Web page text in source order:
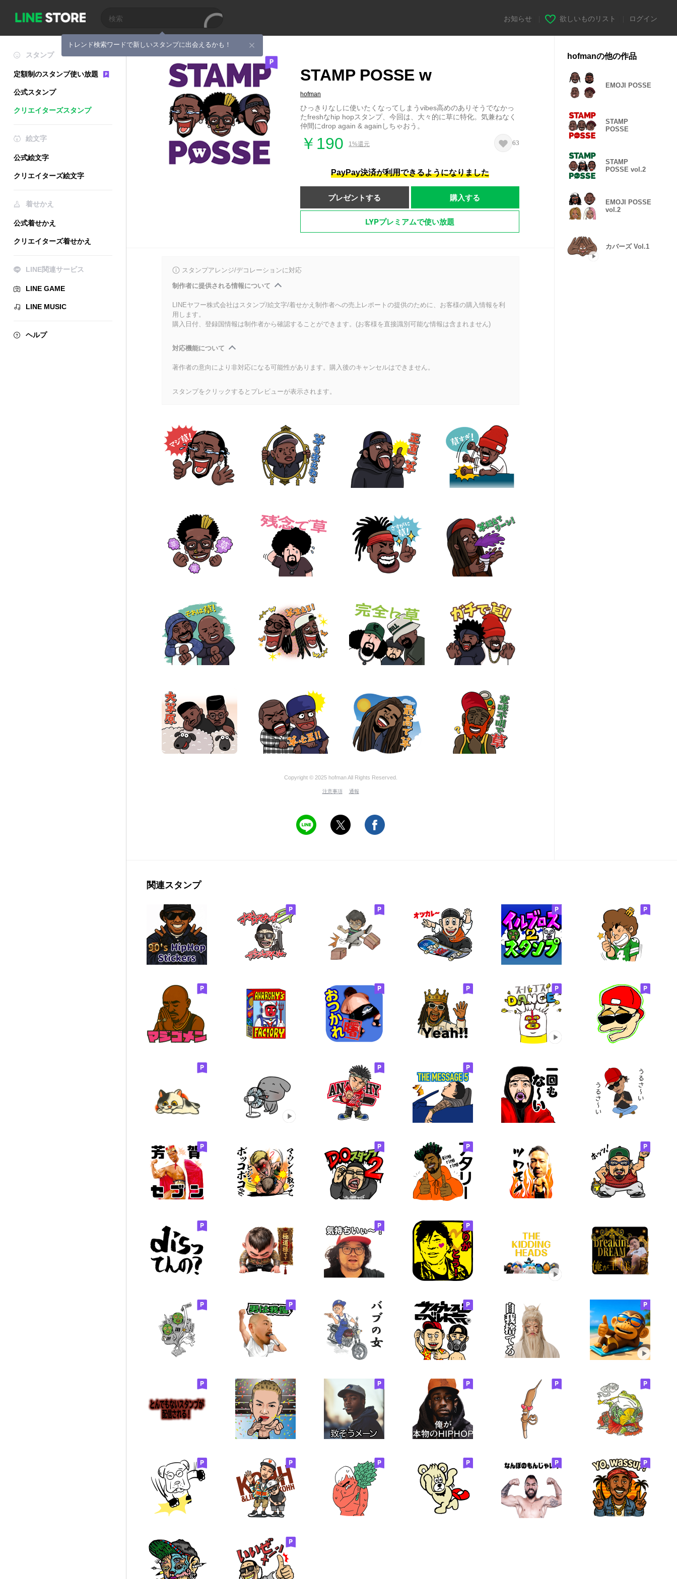
トレンド検索ワードで新しいスタンプに出会えるかも！
お知らせ 欲しいものリスト ログイン
スタンプ
定額制のスタンプ使い放題
公式スタンプ
クリエイターズスタンプ
絵文字
公式絵文字
クリエイターズ絵文字
着せかえ
公式着せかえ
クリエイターズ着せかえ
LINE関連サービス
LINE GAME
LINE MUSIC
ヘルプ
STAMP POSSE w
hofman
ひっきりなしに使いたくなってしまうvibes高めのありそうでなかっ
たfreshなhip hopスタンプ、今回は、大々的に草に特化。気兼ねなく
仲間にdrop again & againしちゃおう。
￥190 1%還元 63
PayPay決済が利用できるようになりました
プレゼントする 購入する
LYPプレミアムで使い放題
スタンプアレンジ/デコレーションに対応
制作者に提供される情報について
LINEヤフー株式会社はスタンプ/絵文字/着せかえ制作者への売上レポートの提供のために、お客様の購入情報を利
用します。
購入日付、登録国情報は制作者から確認することができます。(お客様を直接識別可能な情報は含まれません)
対応機能について
著作者の意向により非対応になる可能性があります。購入後のキャンセルはできません。
スタンプをクリックするとプレビューが表示されます。
Copyright © 2025 hofman All Rights Reserved.
注意事項 通報
hofmanの他の作品
EMOJI POSSE
STAMP
POSSE
STAMP
POSSE vol.2
EMOJI POSSE
vol.2
カバーズ Vol.1
関連スタンプ